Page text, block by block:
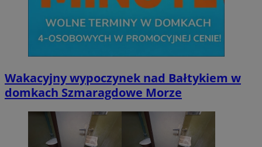
Wakacyjny wypoczynek nad Bałtykiem w
domkach Szmaragdowe Morze